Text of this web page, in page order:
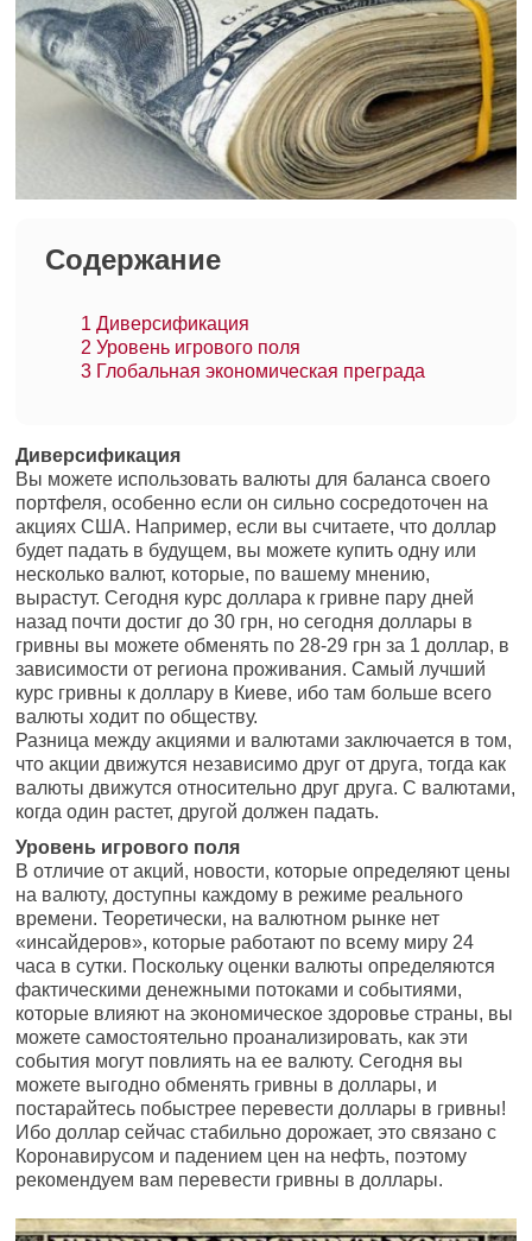
Содержание
1 Диверсификация
2 Уровень игрового поля
3 Глобальная экономическая преграда
Диверсификация
Вы можете использовать валюты для баланса своего
портфеля, особенно если он сильно сосредоточен на
акциях США. Например, если вы считаете, что доллар
будет падать в будущем, вы можете купить одну или
несколько валют, которые, по вашему мнению,
вырастут. Сегодня курс доллара к гривне пару дней
назад почти достиг до 30 грн, но сегодня доллары в
гривны вы можете обменять по 28-29 грн за 1 доллар, в
зависимости от региона проживания. Самый лучший
курс гривны к доллару в Киеве, ибо там больше всего
валюты ходит по обществу.
Разница между акциями и валютами заключается в том,
что акции движутся независимо друг от друга, тогда как
валюты движутся относительно друг друга. С валютами,
когда один растет, другой должен падать.
Уровень игрового поля
В отличие от акций, новости, которые определяют цены
на валюту, доступны каждому в режиме реального
времени. Теоретически, на валютном рынке нет
«инсайдеров», которые работают по всему миру 24
часа в сутки. Поскольку оценки валюты определяются
фактическими денежными потоками и событиями,
которые влияют на экономическое здоровье страны, вы
можете самостоятельно проанализировать, как эти
события могут повлиять на ее валюту. Сегодня вы
можете выгодно обменять гривны в доллары, и
постарайтесь побыстрее перевести доллары в гривны!
Ибо доллар сейчас стабильно дорожает, это связано с
Коронавирусом и падением цен на нефть, поэтому
рекомендуем вам перевести гривны в доллары.